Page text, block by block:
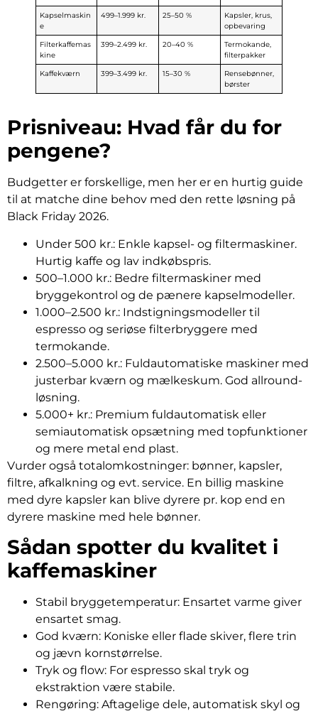
Kapselmaskin
e
499–1.999 kr. 25–50 %
Kapsler, krus,
opbevaring
Filterkaffemas
kine
399–2.499 kr. 20–40 %
Termokande,
filterpakker
Kaffekværn
399–3.499 kr. 15–30 %
Rensebønner,
børster
Prisniveau: Hvad får du for
pengene?
Budgetter er forskellige, men her er en hurtig guide
til at matche dine behov med den rette løsning på
Black Friday 2026.
Under 500 kr.: Enkle kapsel- og filtermaskiner.
Hurtig kaffe og lav indkøbspris.
500–1.000 kr.: Bedre filtermaskiner med
bryggekontrol og de pænere kapselmodeller.
1.000–2.500 kr.: Indstigningsmodeller til
espresso og seriøse filterbryggere med
termokande.
2.500–5.000 kr.: Fuldautomatiske maskiner med
justerbar kværn og mælkeskum. God allround-
løsning.
5.000+ kr.: Premium fuldautomatisk eller
semiautomatisk opsætning med topfunktioner
og mere metal end plast.
Vurder også totalomkostninger: bønner, kapsler,
filtre, afkalkning og evt. service. En billig maskine
med dyre kapsler kan blive dyrere pr. kop end en
dyrere maskine med hele bønner.
Sådan spotter du kvalitet i
kaffemaskiner
Stabil bryggetemperatur: Ensartet varme giver
ensartet smag.
God kværn: Koniske eller flade skiver, flere trin
og jævn kornstørrelse.
Tryk og flow: For espresso skal tryk og
ekstraktion være stabile.
Rengøring: Aftagelige dele, automatisk skyl og